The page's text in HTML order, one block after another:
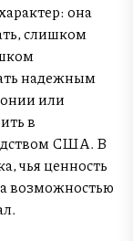
она
слишком
надежным
или
в
США. В
чья ценность
возможностью